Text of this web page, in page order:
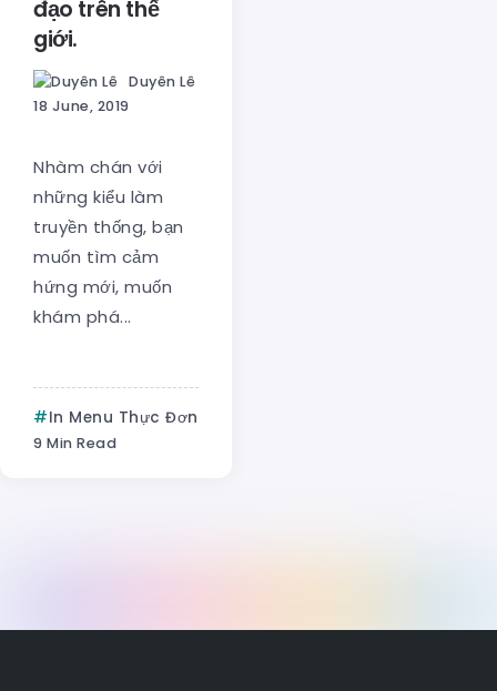
đạo trên thế
giới.
Duyên Lê
18 June, 2019
Nhàm chán với
những kiểu làm
truyền thống, bạn
muốn tìm cảm
hứng mới, muốn
khám phá...
In Menu Thực Đơn
9 Min Read